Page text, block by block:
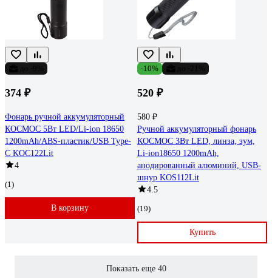
374 ₽
Фонарь ручной аккумуляторный
КОСМОС 5Вт LED/Li-ion 18650
1200mAh/ABS-пластик/USB Type-
C KOC122Lit
4
(1)
В корзину
-10%
520 ₽
580 ₽
Ручной аккумуляторный фонарь
КОСМОС 3Вт LED, линза, зум,
Li-ion18650 1200mAh,
анодированный алюминий, USB-
шнур KOS112Lit
4.5
(19)
Купить
Показать еще 40